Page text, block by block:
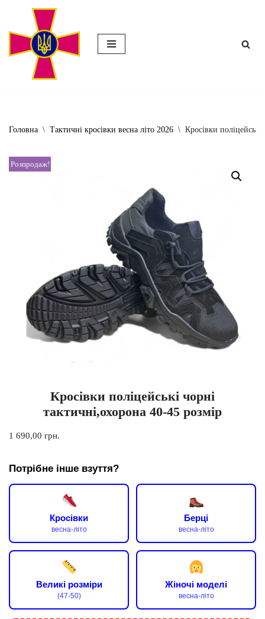
Перейти
Головна \ Тактичні кросівки весна літо 2026 \ Кросівки
Розпродаж!
Кросівки поліцейські чорні
тактичні,охорона 40-45 розмір
1 690,00 грн.
Потрібне інше взуття?
Кросівки
весна-літо
Берці
весна-літо
Великі розміри
(47-50)
Жіночі моделі
весна-літо